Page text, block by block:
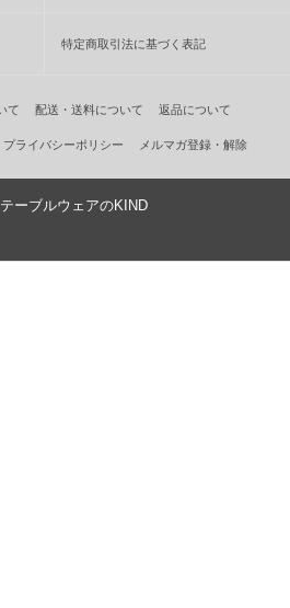
特定商取引法に基づく表記
て 配送・送料について 返品について
プライバシーポリシー メルマガ登録・解除
ーブルウェアのKIND